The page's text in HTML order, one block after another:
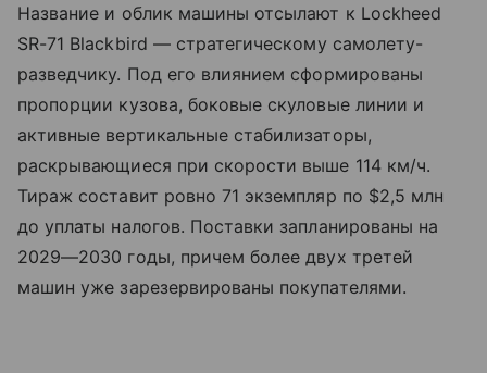
Название и облик машины отсылают к Lockheed
SR-71 Blackbird — стратегическому самолету-
разведчику. Под его влиянием сформированы
пропорции кузова, боковые скуловые линии и
активные вертикальные стабилизаторы,
раскрывающиеся при скорости выше 114 км/ч.
Тираж составит ровно 71 экземпляр по $2,5 млн
до уплаты налогов. Поставки запланированы на
2029—2030 годы, причем более двух третей
машин уже зарезервированы покупателями.